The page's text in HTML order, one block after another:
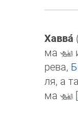
Хавва́
ма
ре­ва,
ля, а
ма
[